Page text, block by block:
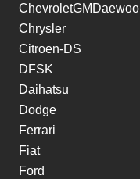
ChevroletGMDaewoo
Chrysler
Citroen-DS
DFSK
Daihatsu
Dodge
Ferrari
Fiat
Ford